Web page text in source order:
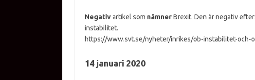
Negativartikel som nämnerBrexit. Den är negativ
instabilitet.
https://www.svt.se/nyheter/inrikes/ob-instabilitet-och-
14 januari 2020